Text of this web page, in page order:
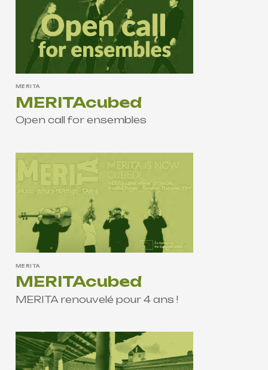
MERITA
MERITAcubed
Open call for ensembles
MERITA
MERITAcubed
MERITA renouvelé pour 4 ans !